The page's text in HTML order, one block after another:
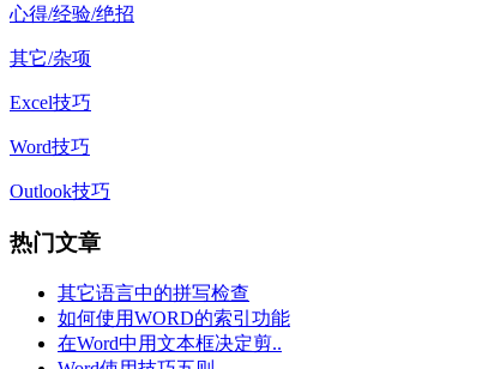
心得/经验/绝招
其它/杂项
Excel技巧
Word技巧
Outlook技巧
热门文章
其它语言中的拼写检查
如何使用WORD的索引功能
在Word中用文本框决定剪..